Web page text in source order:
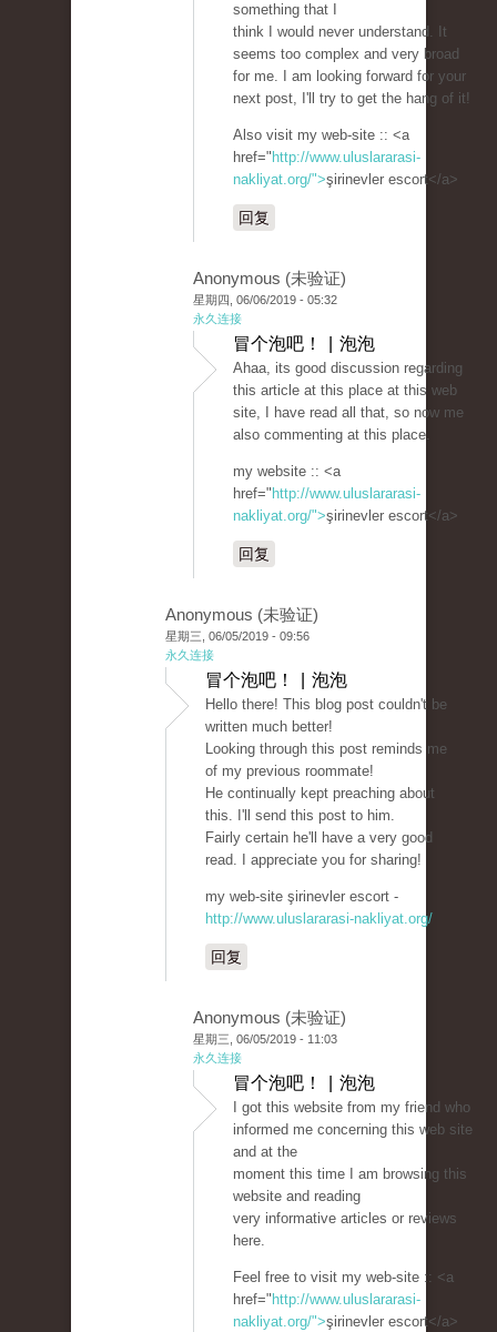
something that I
think I would never understand. It
seems too complex and very broad
for me. I am looking forward for your
next post, I'll try to get the hang of it!
Also visit my web-site :: <a
href=" http://www.uluslararasi-
nakliyat.org/">şirinevler escort</a>
回复
Anonymous (未验证)
星期四, 06/06/2019 - 05:32
永久连接
冒个泡吧！ | 泡泡
Ahaa, its good discussion regarding
this article at this place at this web
site, I have read all that, so now me
also commenting at this place.
my website :: <a
href=" http://www.uluslararasi-
nakliyat.org/">şirinevler escort</a>
回复
Anonymous (未验证)
星期三, 06/05/2019 - 09:56
永久连接
冒个泡吧！ | 泡泡
Hello there! This blog post couldn't be
written much better!
Looking through this post reminds me
of my previous roommate!
He continually kept preaching about
this. I'll send this post to him.
Fairly certain he'll have a very good
read. I appreciate you for sharing!
my web-site şirinevler escort -
http://www.uluslararasi-nakliyat.org/
回复
Anonymous (未验证)
星期三, 06/05/2019 - 11:03
永久连接
冒个泡吧！ | 泡泡
I got this website from my friend who
informed me concerning this web site
and at the
moment this time I am browsing this
website and reading
very informative articles or reviews
here.
Feel free to visit my web-site :: <a
href=" http://www.uluslararasi-
nakliyat.org/">şirinevler escort</a>